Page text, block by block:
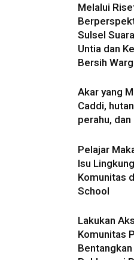
Melalui
Sulsel
Untia dan
Bersih
Akar yang
Caddi,
perahu,
Pelajar
Isu
Komunitas
School
Lakukan
Komunitas